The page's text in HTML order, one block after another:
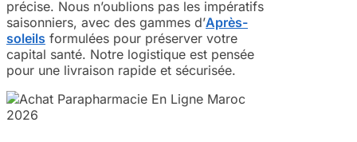
précise. Nous n’oublions pas les impératifs
saisonniers, avec des gammes d’Après-
soleils formulées pour préserver votre
capital santé. Notre logistique est pensée
pour une livraison rapide et sécurisée.